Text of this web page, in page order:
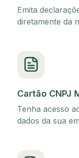
Emita
diretamente da
Cartão CNPJ
Tenha acesso
dados da sua